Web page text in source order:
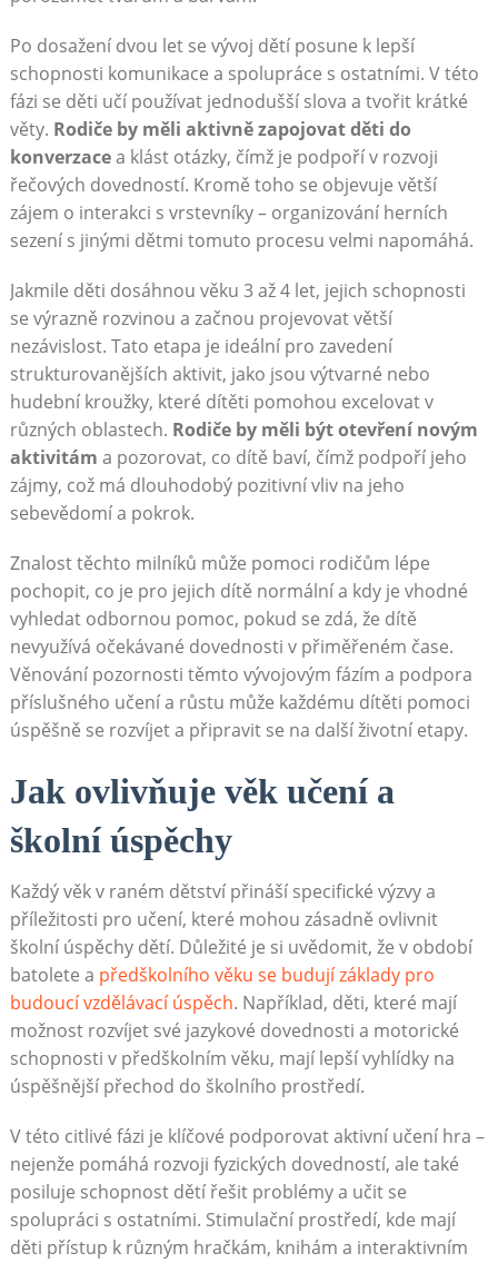
Po dosažení dvou let se vývoj dětí posune k lepší
schopnosti komunikace a spolupráce s ostatními. V této
fázi se děti učí používat jednodušší slova a tvořit krátké
věty. Rodiče by měli aktivně zapojovat děti do
konverzacea klást otázky, čímž je podpoří v rozvoji
řečových dovedností. Kromě toho se objevuje větší
zájem o interakci s vrstevníky – organizování herních
sezení s jinými dětmi tomuto procesu velmi napomáhá.
Jakmile děti dosáhnou věku 3 až 4 let, jejich schopnosti
se výrazně rozvinou a začnou projevovat větší
nezávislost. Tato etapa je ideální pro zavedení
strukturovanějších aktivit, jako jsou výtvarné nebo
hudební kroužky, které dítěti pomohou excelovat v
různých oblastech. Rodiče by měli být otevření novým
aktivitám a pozorovat, co dítě baví, čímž podpoří jeho
zájmy, což má dlouhodobý pozitivní vliv na jeho
sebevědomí a pokrok.
Znalost těchto milníků může pomoci rodičům lépe
pochopit, co je pro jejich dítě normální a kdy je vhodné
vyhledat odbornou pomoc, pokud se zdá, že dítě
nevyužívá očekávané dovednosti v přiměřeném čase.
Věnování pozornosti těmto vývojovým fázím a podpora
příslušného učení a růstu může každému dítěti pomoci
úspěšně se rozvíjet a připravit se na další životní etapy.
Jak ovlivňuje věk učení a
školní úspěchy
Každý věk v raném dětství přináší specifické výzvy a
příležitosti pro učení, které mohou zásadně ovlivnit
školní úspěchy dětí. Důležité je si uvědomit, že v období
batolete a předškolního věku se budují základy pro
budoucí vzdělávací úspěch. Například, děti, které mají
možnost rozvíjet své jazykové dovednosti a motorické
schopnosti v předškolním věku, mají lepší vyhlídky na
úspěšnější přechod do školního prostředí.
V této citlivé fázi je klíčové podporovat aktivní učení hra –
nejenže pomáhá rozvoji fyzických dovedností, ale také
posiluje schopnost dětí řešit problémy a učit se
spolupráci s ostatními. Stimulační prostředí, kde mají
děti přístup k různým hračkám, knihám a interaktivním